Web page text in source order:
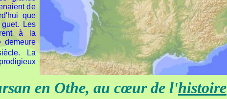
de
que
Les
à la
demeure
La
en Othe, au cœur de l'histoire